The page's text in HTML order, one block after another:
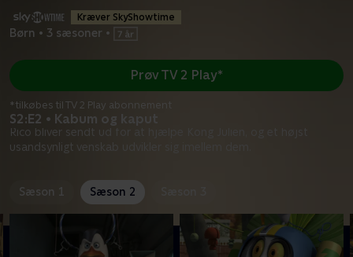
Kræver SkyShowtime
Børn • 3 sæsoner •
S2:E2 • Kabum og kaput
Rico bliver sendt ud for at hjælpe Kong Julien, og et højst
usandsynligt venskab udvikler sig imellem dem.
Prøv TV 2 Play*
*tilkøbes til TV 2 Play abonnement
Sæson 1 Sæson 2